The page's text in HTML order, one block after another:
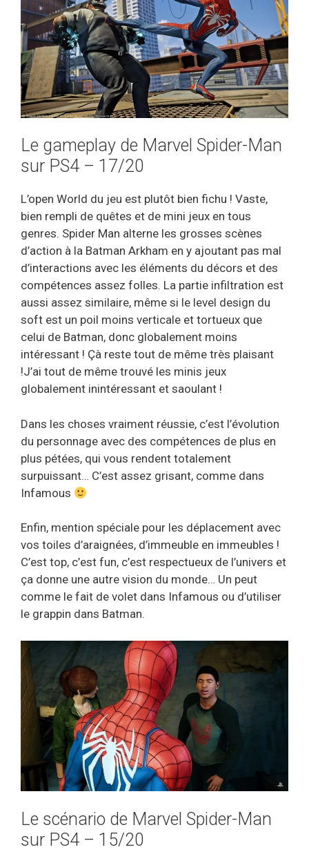
Le gameplay de Marvel Spider-Man
sur PS4 – 17/20
L’open World du jeu est plutôt bien fichu ! Vaste,
bien rempli de quêtes et de mini jeux en tous
genres. Spider Man alterne les grosses scènes
d’action à la Batman Arkham en y ajoutant pas mal
d’interactions avec les éléments du décors et des
compétences assez folles. La partie infiltration est
aussi assez similaire, même si le level design du
soft est un poil moins verticale et tortueux que
celui de Batman, donc globalement moins
intéressant ! Çà reste tout de même très plaisant
!J’ai tout de même trouvé les minis jeux
globalement inintéressant et saoulant !
Dans les choses vraiment réussie, c’est l’évolution
du personnage avec des compétences de plus en
plus pétées, qui vous rendent totalement
surpuissant… C’est assez grisant, comme dans
Infamous
Enfin, mention spéciale pour les déplacement avec
vos toiles d’araignées, d’immeuble en immeubles !
C’est top, c’est fun, c’est respectueux de l’univers et
ça donne une autre vision du monde… Un peut
comme le fait de volet dans Infamous ou d’utiliser
le grappin dans Batman.
Le scénario de Marvel Spider-Man
sur PS4 – 15/20